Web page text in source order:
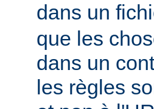
dans un
que les
dans un
les règles